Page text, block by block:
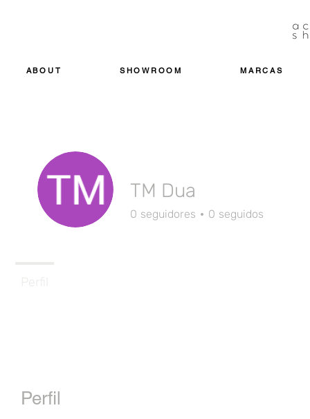
ABOUT SHOWROOM MARCAS
Perfil
TM Dua
0 seguidores 0 seguidos